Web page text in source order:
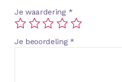
Je waardering *
Je beoordeling*